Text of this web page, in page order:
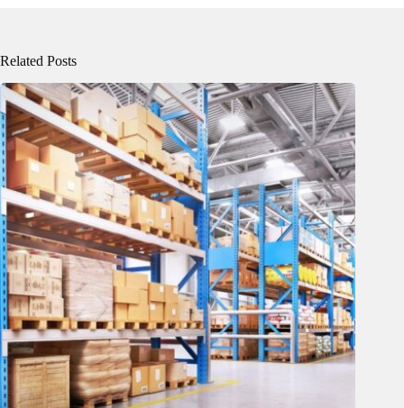
Related Posts